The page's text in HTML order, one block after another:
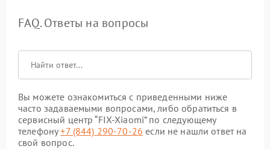
FAQ. Ответы на вопросы
Вы можете ознакомиться с приведенными ниже
часто задаваемыми вопросами, либо обратиться в
сервисный центр “FIX-Xiaomi” по следующему
телефону+7 (844) 290-70-26 если не нашли ответ на
свой вопрос.